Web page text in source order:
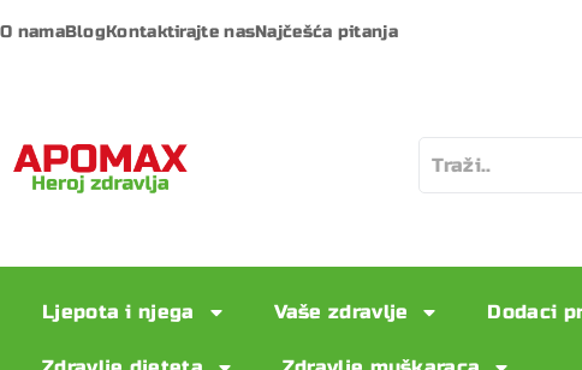
O namaBlogKontaktirajte nasNajčešća pitanja
Ljepota i njega Vaše zdravlje Dodaci